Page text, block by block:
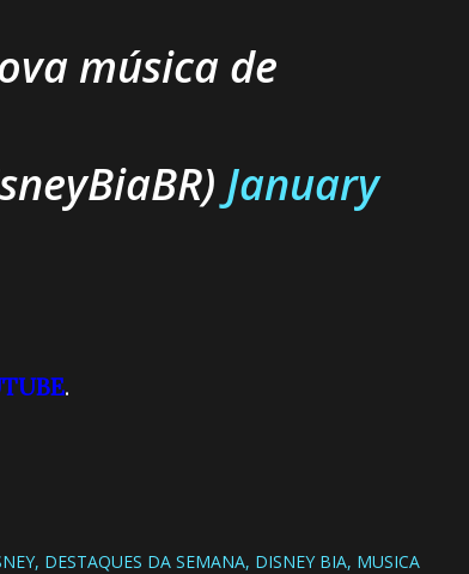
música de
January
.
DESTAQUES DA SEMANA DISNEY BIA MUSICA